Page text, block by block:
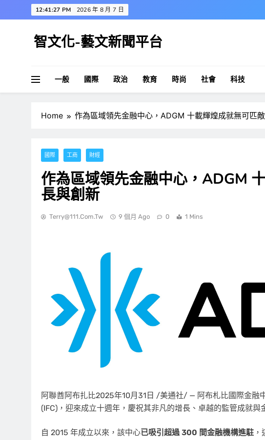
to
12:41:28 PM 2026 年 8 月 7 日
智文化-藝文新聞平台
一般 國際 政治 教育 時尚 社會 科技
Home 作為區域領先金融中心，ADGM 十載輝煌成就無可匹
國際 工商 財經
作為區域領先金融中心，ADGM
長與創新
Terry@111.com.tw 9 個月 Ago 0 1 Mins
阿聯酋阿布扎比2025年10月31日 /美通社/ — 阿布札比國際金融
(IFC)，迎來成立十週年，慶祝其非凡的增長、卓越的監管成就與
自 2015 年成立以來，該中心已吸引超過 300 間金融機構進駐